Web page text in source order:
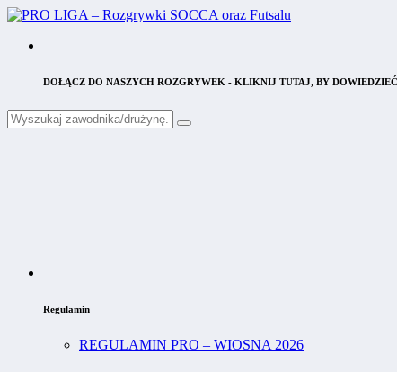
DOŁĄCZ DO NASZYCH ROZGRYWEK - KLIKNIJ TUTAJ, BY
Regulamin
REGULAMIN PRO – WIOSNA 2026